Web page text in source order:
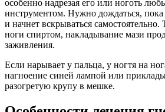
особенно надрезая его или ноготь
инструментом. Нужно дождаться, пока
и начнет вскрываться
ноги спиртом, накладывание мази
заживления.
Если нарывает у пальца, у ногтя на
нагноение синей лампой или
разогретую крупу в мешке.